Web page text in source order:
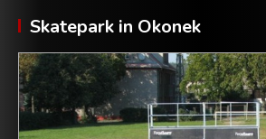
Skatepark in Okonek